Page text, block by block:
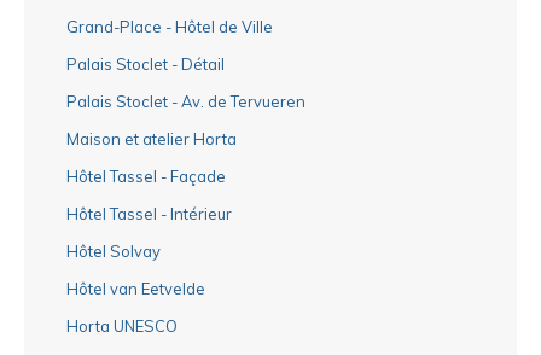
Grand-Place - Hôtel de Ville
Palais Stoclet - Détail
Palais Stoclet - Av. de Tervueren
Maison et atelier Horta
Hôtel Tassel - Façade
Hôtel Tassel - Intérieur
Hôtel Solvay
Hôtel van Eetvelde
Horta UNESCO